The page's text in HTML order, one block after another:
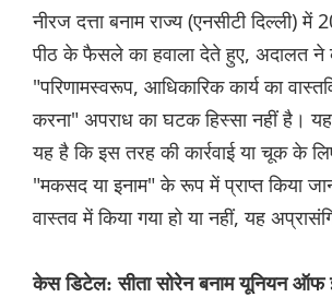
नीरज दत्ता बनाम राज्य (एनसीटी दिल्ली) में
पीठ के फैसले का हवाला देते हुए, अदालत ने
"परिणामस्वरूप, आधिकारिक कार्य का
करना" अपराध का घटक हिस्सा नहीं है।
यह है कि इस तरह की कार्रवाई या चूक के
"मकसद या इनाम" के रूप में प्राप्त किया
वास्तव में किया गया हो या नहीं, यह
केस डिटेल: सीता सोरेन बनाम यूनियन ऑफ